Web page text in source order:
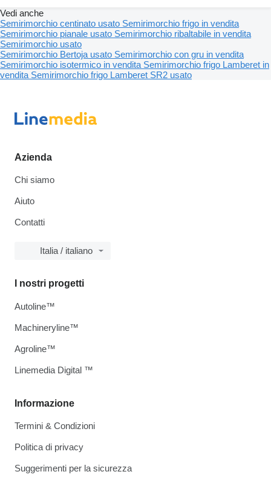
Vedi anche
Semirimorchio centinato usato Semirimorchio frigo in vendita
Semirimorchio pianale usato Semirimorchio ribaltabile in vendita
Semirimorchio usato
Semirimorchio Bertoja usato Semirimorchio con gru in vendita
Semirimorchio isotermico in vendita Semirimorchio frigo Lamberet in
vendita Semirimorchio frigo Lamberet SR2 usato
Azienda
Chi siamo
Aiuto
Contatti
Italia / italiano
Informazione
Termini & Condizioni
Politica di privacy
Suggerimenti per la sicurezza
I nostri progetti
Autoline™
Machineryline™
Agroline™
Linemedia Digital ™